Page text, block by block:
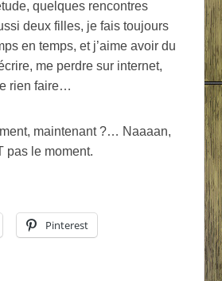
quelques rencontres
deux filles, je fais toujours
en temps, et j’aime avoir du
me perdre sur internet,
rien faire…
maintenant ?… Naaaan,
pas le moment.
Pinterest